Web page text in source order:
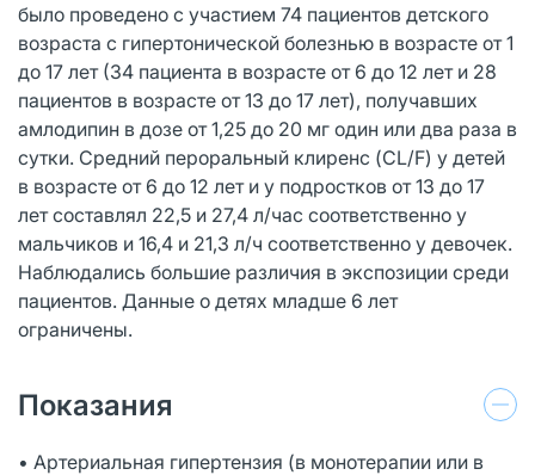
было проведено с участием 74 пациентов детского
возраста с гипертонической болезнью в возрасте от 1
до 17 лет (34 пациента в возрасте от 6 до 12 лет и 28
пациентов в возрасте от 13 до 17 лет), получавших
амлодипин в дозе от 1,25 до 20 мг один или два раза в
сутки. Средний пероральный клиренс (CL/F) у детей
в возрасте от 6 до 12 лет и у подростков от 13 до 17
лет составлял 22,5 и 27,4 л/час соответственно у
мальчиков и 16,4 и 21,3 л/ч соответственно у девочек.
Наблюдались большие различия в экспозиции среди
пациентов. Данные о детях младше 6 лет
ограничены.
Показания
• Артериальная гипертензия (в монотерапии или в